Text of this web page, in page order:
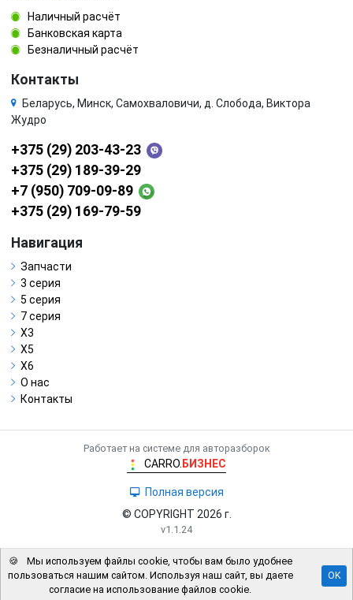
Наличный расчёт
Банковская карта
Безналичный расчёт
Контакты
Беларусь, Минск, Самохваловичи, д. Слобода, Виктора
Жудро
+375 (29) 203-43-23
+375 (29) 189-39-29
+7 (950) 709-09-89
+375 (29) 169-79-59
Навигация
Запчасти
3 серия
5 серия
7 серия
X3
X5
X6
О нас
Контакты
Работает на системе для авторазборок
CARRO. БИЗНЕС
Полная версия
© COPYRIGHT 2026 г.
v1.1.24
🍪
Мы используем файлы cookie, чтобы вам было удобнее
пользоваться нашим сайтом. Используя наш сайт, вы даете
согласие на использование файлов cookie.
OK